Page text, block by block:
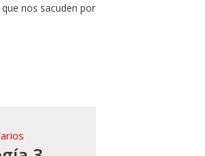
nos sacuden por